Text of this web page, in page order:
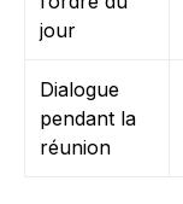
jour
Dialogue
pendant la
réunion